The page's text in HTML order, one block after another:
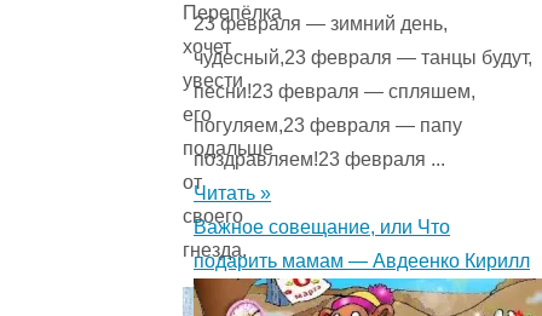
Перепёлка
хочет
увести
его
подальше
от
своего
гнезда.
23 февраля — зимний день,
чудесный,23 февраля — танцы будут,
песни!23 февраля — спляшем,
погуляем,23 февраля — папу
поздравляем!23 февраля ...
Читать »
Важное совещание, или Что
подарить мамам — Авдеенко Кирилл